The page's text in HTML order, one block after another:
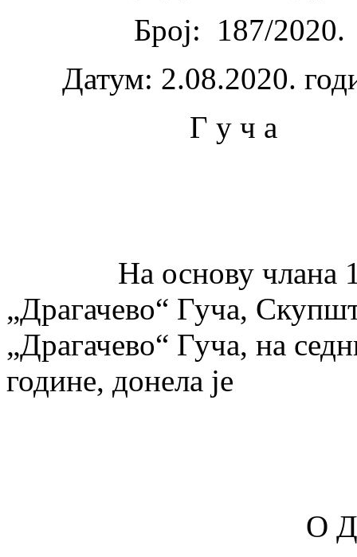
Број: 187/2020.
Датум: 2.08.2020.
Г у ч а
На основу члана 10.
„Драгачево“ Гуча,
„Драгачево“ Гуча, на
године, донела је
О